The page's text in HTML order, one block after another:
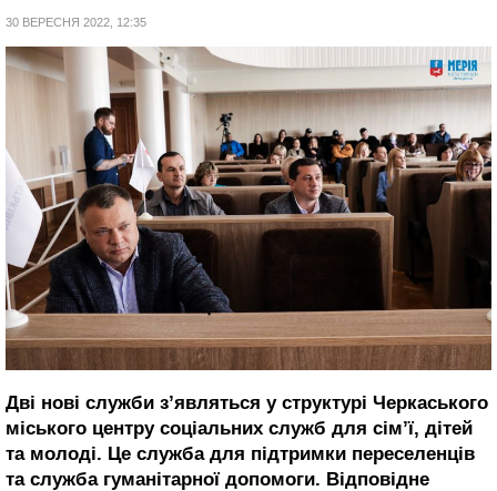
30 ВЕРЕСНЯ 2022, 12:35
Дві нові служби з’являться у структурі Черкаського
міського центру соціальних служб для сім’ї, дітей
та молоді. Це служба для підтримки переселенців
та служба гуманітарної допомоги. Відповідне